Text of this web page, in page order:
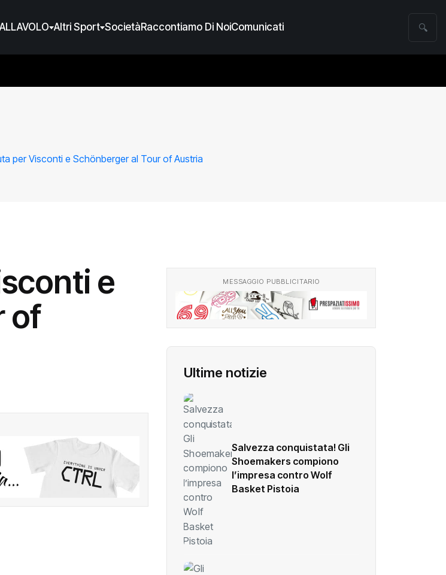
Altri Sport SocietàRaccontiamo Di NoiComunicati 🔍
per Visconti e Schönberger al Tour of Austria
e
of
MESSAGGIO PUBBLICITARIO
Ultime notizie
Salvezza conquistata! Gli
Shoemakers compiono
l’impresa contro Wolf
Basket Pistoia